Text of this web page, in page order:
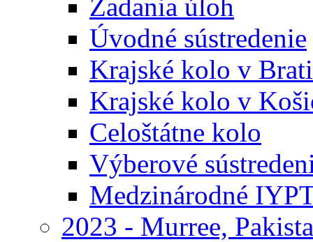
Zadania úloh
Úvodné sústredenie
Krajské kolo v
Krajské kolo v
Celoštátne kolo
Výberové
Medzinárodné
2023 - Murree,